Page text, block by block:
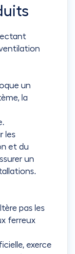
un
la
les
et du
un
pas les
ferreux
exerce